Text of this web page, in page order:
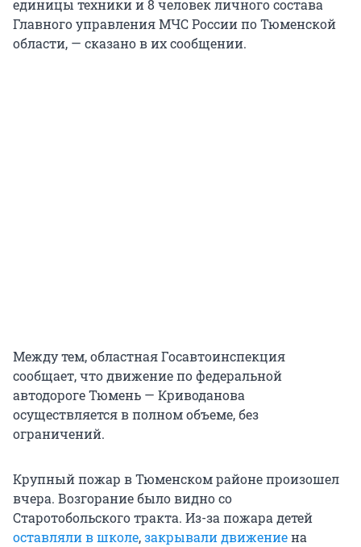
единицы техники и 8 человек личного состава
Главного управления МЧС России по Тюменской
области, — сказано в их сообщении.
Между тем, областная Госавтоинспекция
сообщает, что движение по федеральной
автодороге Тюмень — Криводанова
осуществляется в полном объеме, без
ограничений.
Крупный пожар в Тюменском районе произошел
вчера. Возгорание было видно со
Старотобольского тракта. Из-за пожара детей
оставляли в школе,закрывали движениена